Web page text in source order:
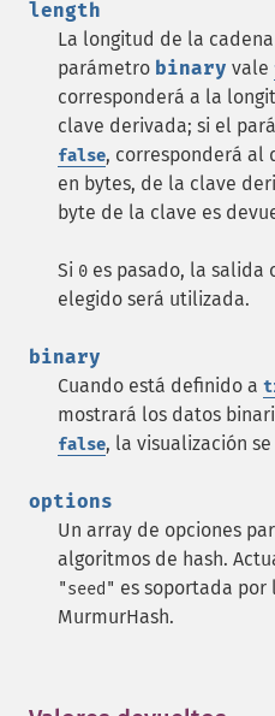
length
La longitud de la
parámetro binary vale
corresponderá a la
clave derivada; si el
false, corresponderá al
en bytes, de la clave
byte de la clave es
Si 0 es pasado, la
elegido será utilizada.
binary
Cuando está definido a
mostrará los datos
false, la visualización
options
Un array de opciones
algoritmos de hash.
"seed" es soportada por
MurmurHash.